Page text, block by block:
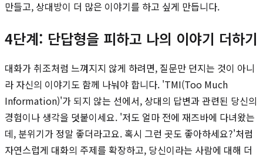
만들고, 상대방이 더 많은 이야기를 하고 싶게 만듭니다.
4단계: 단답형을 피하고 나의 이야기 더하기
대화가 취조처럼 느껴지지 않게 하려면, 질문만 던지는 것이 아니
라 자신의 이야기도 함께 나눠야 합니다. 'TMI(Too Much
Information)'가 되지 않는 선에서, 상대의 답변과 관련된 당신의
경험이나 생각을 덧붙이세요. '저도 얼마 전에 재즈바에 다녀왔는
데, 분위기가 정말 좋더라고요. 혹시 그런 곳도 좋아하세요?'처럼
자연스럽게 대화의 주제를 확장하고, 당신이라는 사람에 대해 더